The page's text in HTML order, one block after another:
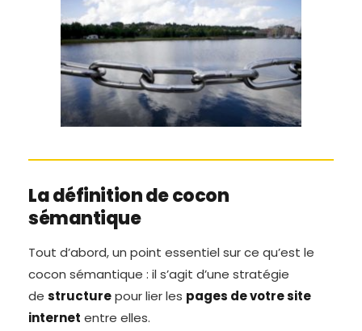
La définition de cocon
sémantique
Tout d’abord, un point essentiel sur ce qu’est le
cocon sémantique : il s’agit d’une stratégie
de structurepour lier les pages de votre site
internet entre elles.